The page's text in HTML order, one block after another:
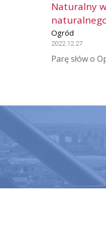
Naturalny
Ogród
2022.12.27
Parę słów o